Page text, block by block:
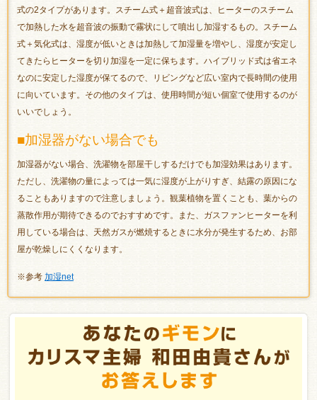
式の2タイプがあります。スチーム式＋超音波式は、ヒーターのスチーム
で加熱した水を超音波の振動で霧状にして噴出し加湿するもの。スチーム
式＋気化式は、湿度が低いときは加熱して加湿量を増やし、湿度が安定し
てきたらヒーターを切り加湿を一定に保ちます。ハイブリッド式は省エネ
なのに安定した湿度が保てるので、リビングなど広い室内で長時間の使用
に向いています。その他のタイプは、使用時間が短い個室で使用するのが
いいでしょう。
■加湿器がない場合でも
加湿器がない場合、洗濯物を部屋干しするだけでも加湿効果はあります。
ただし、洗濯物の量によっては一気に湿度が上がりすぎ、結露の原因にな
ることもありますので注意しましょう。観葉植物を置くことも、葉からの
蒸散作用が期待できるのでおすすめです。また、ガスファンヒーターを利
用している場合は、天然ガスが燃焼するときに水分が発生するため、お部
屋が乾燥しにくくなります。
※参考 加湿net